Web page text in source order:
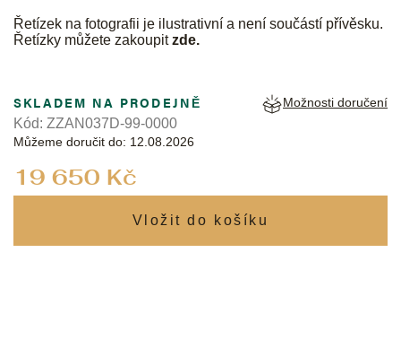
Řetízek na fotografii je ilustrativní a není součástí přívěsku.
Řetízky můžete zakoupit zde.
19 650 Kč
SKLADEM NA PRODEJNĚ
Můžeme doručit do: 12.08.2026
Možnosti doručení
Kód: ZZAN037D-99-0000